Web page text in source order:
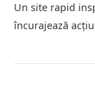
Un site rapid
încurajează